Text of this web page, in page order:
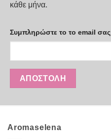
επιλεγούν
του
προϊόντος
κάθε μήνα.
Συμπληρώστε το το email σας
Aromaselena